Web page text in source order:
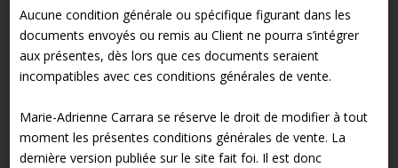
Aucune condition générale ou spécifique figurant dans les
documents envoyés ou remis au Client ne pourra s’intégrer
aux présentes, dès lors que ces documents seraient
incompatibles avec ces conditions générales de vente.
Marie-Adrienne Carrara se réserve le droit de modifier à tout
moment les présentes conditions générales de vente. La
dernière version publiée sur le site fait foi. Il est donc